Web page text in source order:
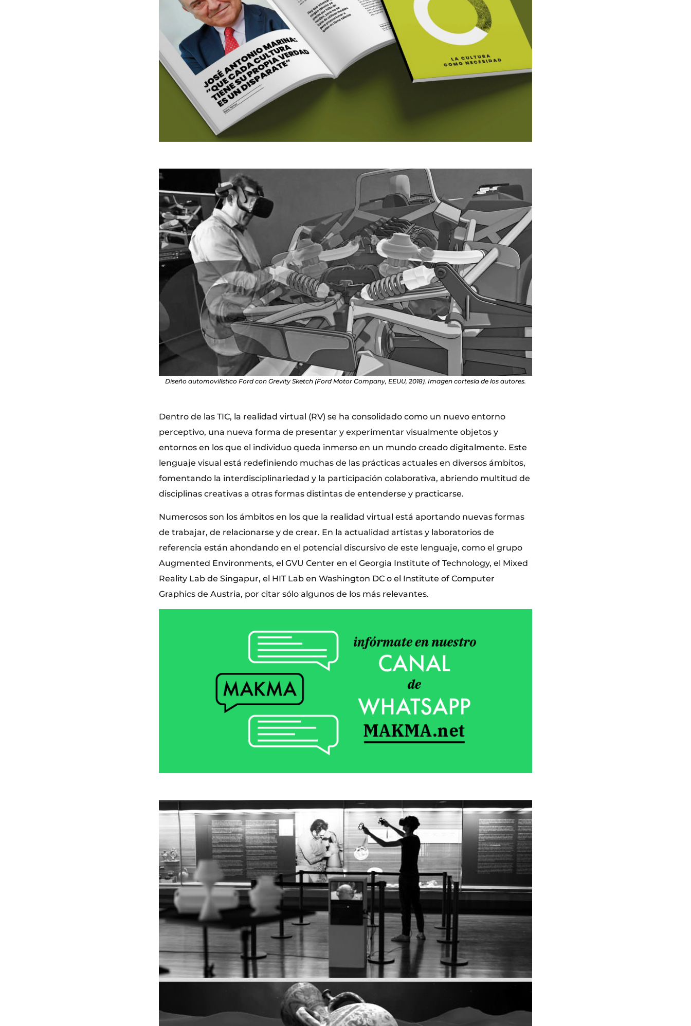
Diseño automovilístico Ford con Grevity Sketch (Ford Motor Company, EEUU, 2018). Imagen cortesía de los autores.
Dentro de las TIC, la realidad virtual (RV) se ha consolidado como un nuevo entorno
perceptivo, una nueva forma de presentar y experimentar visualmente objetos y
entornos en los que el individuo queda inmerso en un mundo creado digitalmente. Este
lenguaje visual está redefiniendo muchas de las prácticas actuales en diversos ámbitos,
fomentando la interdisciplinariedad y la participación colaborativa, abriendo multitud de
disciplinas creativas a otras formas distintas de entenderse y practicarse.
Numerosos son los ámbitos en los que la realidad virtual está aportando nuevas formas
de trabajar, de relacionarse y de crear. En la actualidad artistas y laboratorios de
referencia están ahondando en el potencial discursivo de este lenguaje, como el grupo
Augmented Environments, el GVU Center en el Georgia Institute of Technology, el Mixed
Reality Lab de Singapur, el HIT Lab en Washington DC o el Institute of Computer
Graphics de Austria, por citar sólo algunos de los más relevantes.